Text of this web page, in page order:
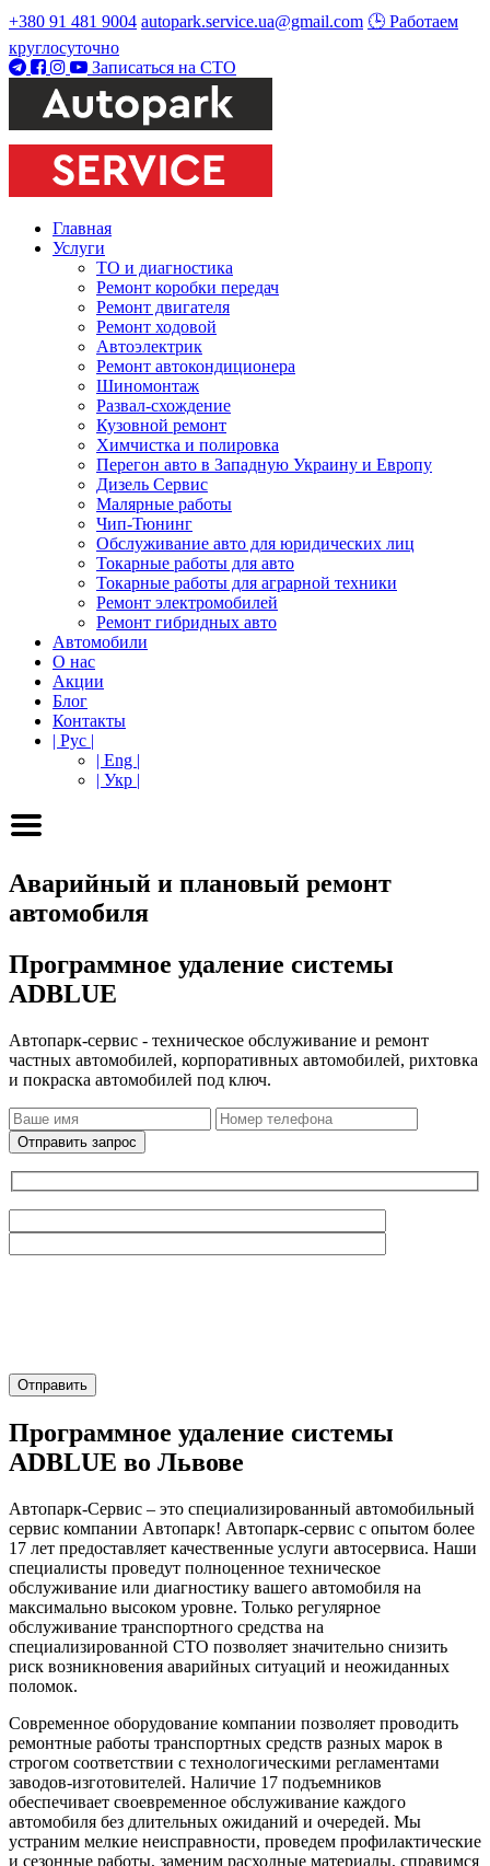
+380 91 481 9004 autopark.service.ua@gmail.com 🕒 Работаем
круглосуточно
Записаться на СТО
Главная
Услуги
ТО и диагностика
Ремонт коробки передач
Ремонт двигателя
Ремонт ходовой
Автоэлектрик
Ремонт автокондиционера
Шиномонтаж
Развал-схождение
Кузовной ремонт
Химчистка и полировка
Перегон авто в Западную Украину и Европу
Дизель Сервис
Малярные работы
Чип-Тюнинг
Обслуживание авто для юридических лиц
Токарные работы для авто
Токарные работы для аграрной техники
Ремонт электромобилей
Ремонт гибридных авто
Автомобили
О нас
Акции
Блог
Контакты
| Рус |
| Eng |
| Укр |
Аварийный и плановый ремонт
автомобиля
Программное удаление системы
ADBLUE
Автопарк-сервис - техническое обслуживание и ремонт
частных автомобилей, корпоративных автомобилей, рихтовка
и покраска автомобилей под ключ.
Отправить запрос
Программное удаление системы
ADBLUE во Львове
Автопарк-Сервис – это специализированный автомобильный
сервис компании Автопарк! Автопарк-сервис с опытом более
17 лет предоставляет качественные услуги автосервиса. Наши
специалисты проведут полноценное техническое
обслуживание или диагностику вашего автомобиля на
максимально высоком уровне. Только регулярное
обслуживание транспортного средства на
специализированной СТО позволяет значительно снизить
риск возникновения аварийных ситуаций и неожиданных
поломок.
Современное оборудование компании позволяет проводить
ремонтные работы транспортных средств разных марок в
строгом соответствии с технологическими регламентами
заводов-изготовителей. Наличие 17 подъемников
обеспечивает своевременное обслуживание каждого
автомобиля без длительных ожиданий и очередей. Мы
устраним мелкие неисправности, проведем профилактические
и сезонные работы, заменим расходные материалы, справимся